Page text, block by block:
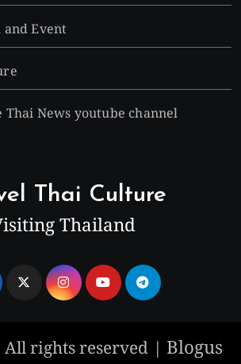
Event
News youtube channel
Thai Culture
Thailand
rights reserved | Blogus